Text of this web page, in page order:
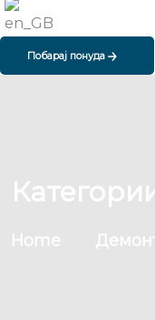
Побарај понуда
Home